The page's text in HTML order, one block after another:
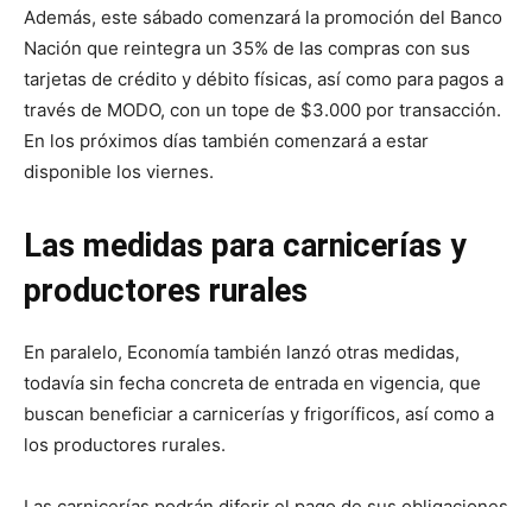
Además, este sábado comenzará la promoción del Banco
Nación que reintegra un 35% de las compras con sus
tarjetas de crédito y débito físicas, así como para pagos a
través de MODO, con un tope de $3.000 por transacción.
En los próximos días también comenzará a estar
disponible los viernes.
Las medidas para carnicerías y
productores rurales
En paralelo, Economía también lanzó otras medidas,
todavía sin fecha concreta de entrada en vigencia, que
buscan beneficiar a carnicerías y frigoríficos, así como a
los productores rurales.